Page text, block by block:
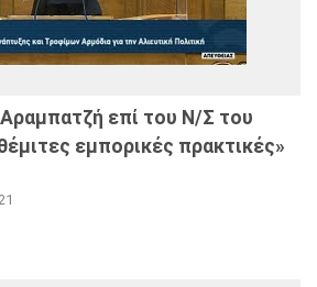
επί του Ν/Σ του
εμπορικές πρακτικές»